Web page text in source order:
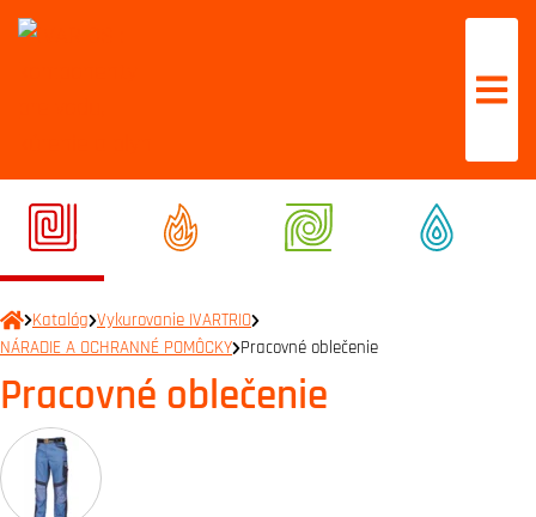
Katalóg Vykurovanie IVARTRIO
NÁRADIE A OCHRANNÉ POMÔCKY Pracovné oblečenie
Pracovné oblečenie